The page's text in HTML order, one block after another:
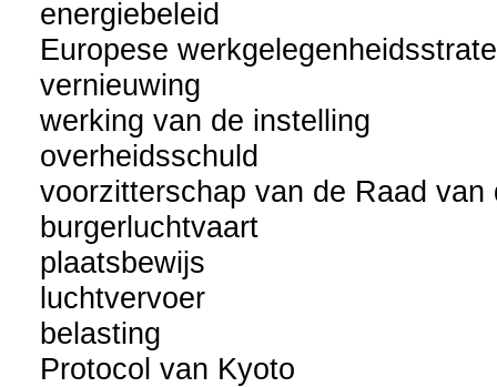
energiebeleid
Europese
vernieuwing
werking van de instelling
overheidsschuld
voorzitterschap van de Raad van
burgerluchtvaart
plaatsbewijs
luchtvervoer
belasting
Protocol van Kyoto